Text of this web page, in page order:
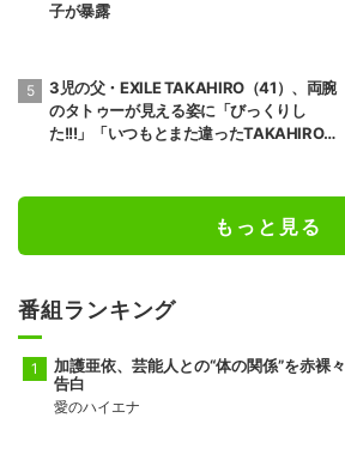
子が暴露
3児の父・EXILE TAKAHIRO（41）、両腕
のタトゥーが見える姿に「びっくりし
た!!!」「いつもとまた違ったTAKAHIROさ
もっと見る
番組ランキング
加護亜依、芸能人との“体の関係”を赤裸々
告白
愛のハイエナ